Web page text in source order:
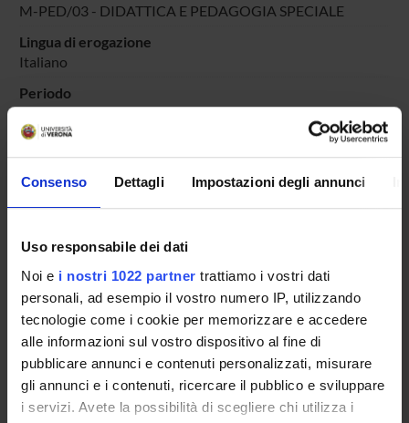
Consenso Dettagli Impostazioni degli annunci
Uso responsabile dei dati
Noi e i nostri 1022 partner trattiamo i vostri dati
personali, ad esempio il vostro numero IP, utilizzando
tecnologie come i cookie per memorizzare e accedere
alle informazioni sul vostro dispositivo al fine di
pubblicare annunci e contenuti personalizzati, misurare
gli annunci e i contenuti, ricercare il pubblico e sviluppare
i servizi. Avete la possibilità di scegliere chi utilizza i
M-PED/03 - DIDATTICA E PEDAGOGIA SPECIALE
Lingua di erogazione
Italiano
Periodo
PERIODOdal 6-dic-2021 al 31-lug-2022.
Avvisi relativi al corso
Seminari relativi al corso
Vai all'orario delle lezioni
Presentazione
Come iscriversi
Insegnamenti